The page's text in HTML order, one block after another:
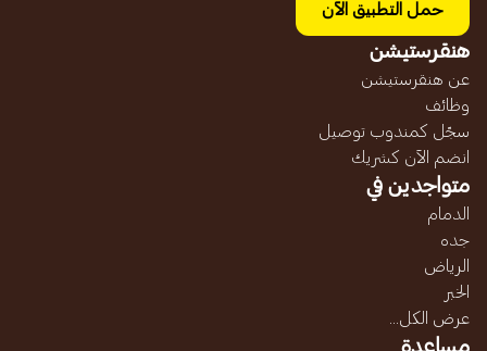
حمل التطبيق الآن
هنقرستيشن
عن هنقرستيشن
وظائف
سجّل كمندوب توصيل
انضم الآن كشريك
متواجدين في
الدمام
جده
الرياض
الخبر
عرض الكل...